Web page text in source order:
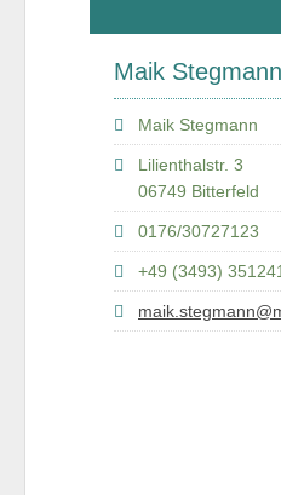
Maik Stegmann
Maik Stegmann
Lilienthalstr. 3
06749 Bitterfeld
0176/30727123
+49 (3493)